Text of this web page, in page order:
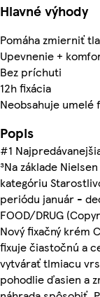
Hlavné výhody
Pomáha zmierniť
Upevnenie +
Bez príchuti
12h fixácia
Neobsahuje umelé
Popis
#1
³Na základe
kategóriu
periódu január -
FOOD/DRUG
Nový fixačný krém
fixuje čiastočnú a
vytvárať tlmiacu
pohodlie ďasien a